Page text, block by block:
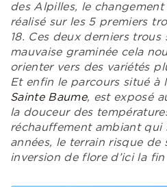
des Alpilles, le
réalisé sur les 5 premiers
18. Ces deux derniers
mauvaise graminée cela
orienter vers des variétés
Et enfin le parcours situé à
Sainte Baume, est exposé
la douceur des
réchauffement ambiant qui
années, le terrain risque de
inversion de flore d’ici la fin